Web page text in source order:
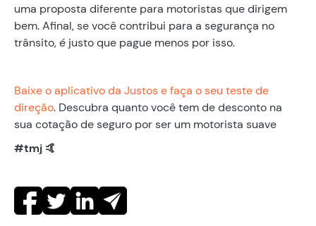
uma proposta diferente para motoristas que dirigem
bem. Afinal, se você contribui para a segurança no
trânsito, é justo que pague menos por isso.
Baixe o aplicativo da Justos e faça o seu teste de
direção. Descubra quanto você tem de desconto na
sua cotação de seguro por ser um motorista suave
#tmj 🤙